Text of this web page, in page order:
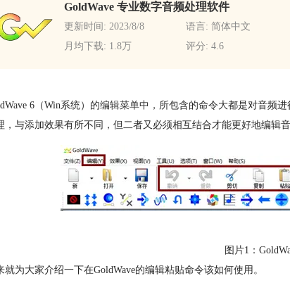
GoldWave 专业数字音频处理软件
更新时间: 2023/8/8 语言: 简体中文
月均下载: 1.8万
评分: 4.6
6（Win系统）的编辑菜单中，所包含的命令大都是对音频
，与添加效果有所不同，但二者又必须相互结合才能更好地编辑音
图片1：
就为大家介绍一下在GoldWave的编辑粘贴命令该如何使用。